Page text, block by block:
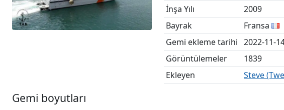
İnşa Yılı
2009
Bayrak
Fransa
Gemi ekleme tarihi
2022-11-
Görüntülemeler
1839
Ekleyen
Steve
Gemi boyutları